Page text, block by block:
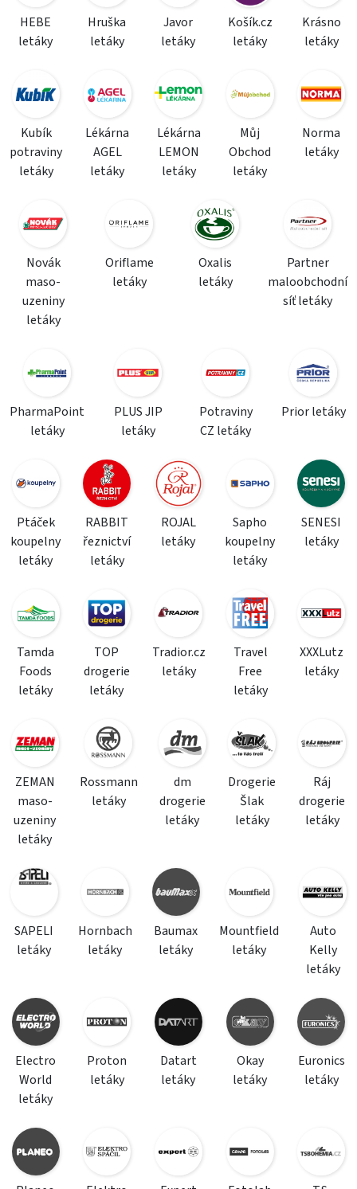
HEBE
letáky
Hruška
letáky
Javor
letáky
Košík.cz
letáky
Krásno
letáky
Kubík
potraviny
letáky
Lékárna
AGEL
letáky
Lékárna
LEMON
letáky
Můj
Obchod
letáky
Norma
letáky
Novák
maso-
uzeniny
letáky
Oriflame
letáky
Oxalis
letáky
Partner
maloobchodní
síť letáky
PharmaPoint
letáky
PLUS JIP
letáky
Potraviny
CZ letáky
Prior letáky
Ptáček
koupelny
letáky
RABBIT
řeznictví
letáky
ROJAL
letáky
Sapho
koupelny
letáky
SENESI
letáky
Tamda
Foods
letáky
TOP
drogerie
letáky
Tradior.cz
letáky
Travel
Free
letáky
XXXLutz
letáky
ZEMAN
maso-
uzeniny
letáky
Rossmann
letáky
dm
drogerie
letáky
Drogerie
Šlak
letáky
Ráj
drogerie
letáky
SAPELI
letáky
Hornbach
letáky
Baumax
letáky
Mountfield
letáky
Auto
Kelly
letáky
Electro
World
letáky
Proton
letáky
Datart
letáky
Okay
letáky
Euronics
letáky